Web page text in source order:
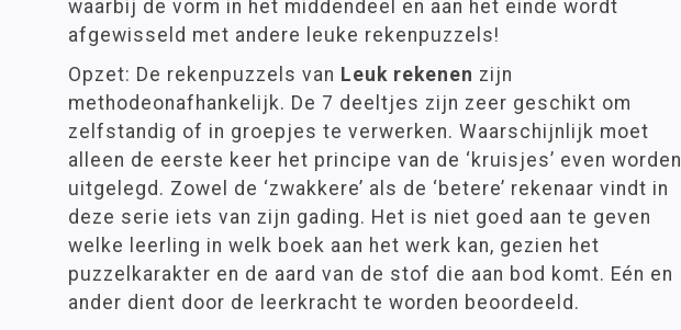
waarbij de vorm in het middendeel en aan het einde wordt
afgewisseld met andere leuke rekenpuzzels!
Opzet: De rekenpuzzels van Leuk rekenen zijn
methodeonafhankelijk. De 7 deeltjes zijn zeer geschikt om
zelfstandig of in groepjes te verwerken. Waarschijnlijk moet
alleen de eerste keer het principe van de ‘kruisjes’ even worden
uitgelegd. Zowel de ‘zwakkere’ als de ‘betere’ rekenaar vindt in
deze serie iets van zijn gading. Het is niet goed aan te geven
welke leerling in welk boek aan het werk kan, gezien het
puzzelkarakter en de aard van de stof die aan bod komt. Eén en
ander dient door de leerkracht te worden beoordeeld.